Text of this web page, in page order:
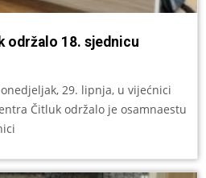
održalo 18. sjednicu
29. lipnja, u vijećnici
Čitluk održalo je osamnaestu